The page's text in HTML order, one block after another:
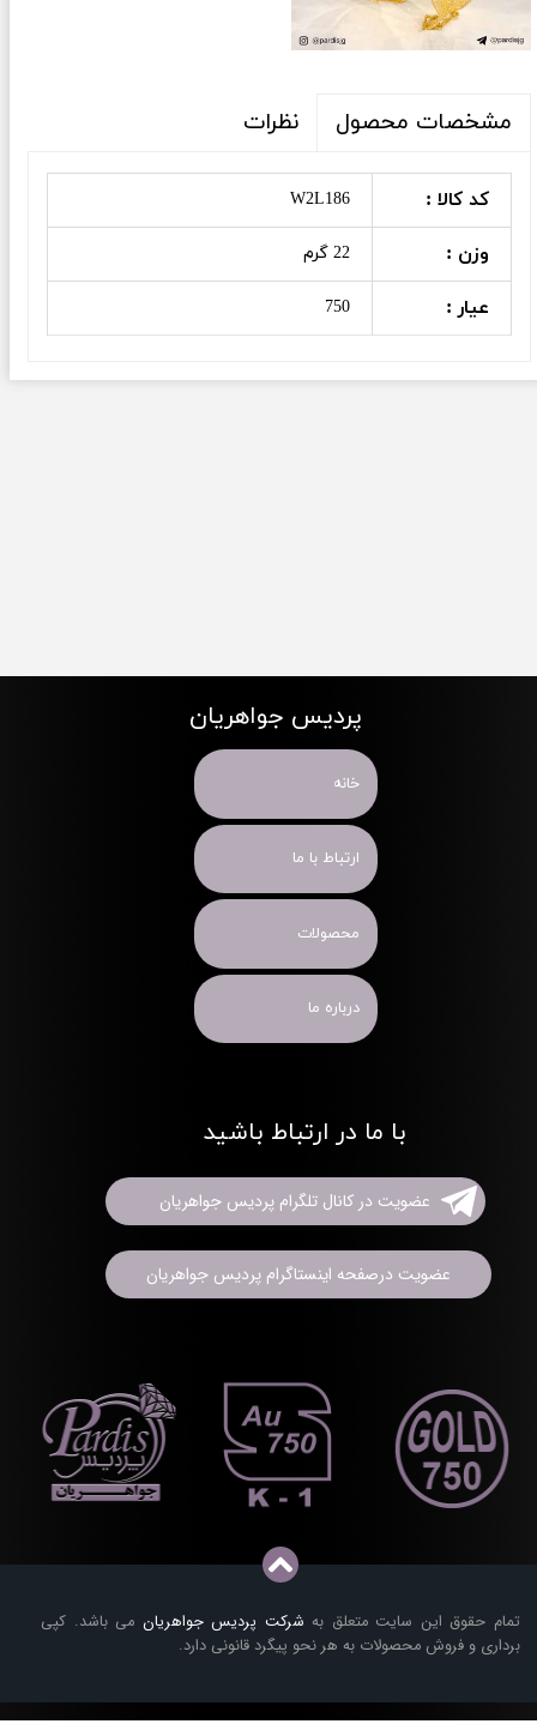
مشخصات محصول نظرات
کد کالا : W2L186
وزن : 22 گرم
عیار : 750
تمام حقوق این سایت متعلق به شرکت پردیس جواهریان می باشد. کپی
برداری و فروش محصولات به هر نحو پیگرد قانونی دارد.
پردیس جواهریان
خانه
ارتباط با ما
محصولات
درباره ما
با ما در ارتباط باشید
عضویت در کانال تلگرام پردیس جواهریان
عضویت درصفحه اینستاگرام پردیس جواهریان